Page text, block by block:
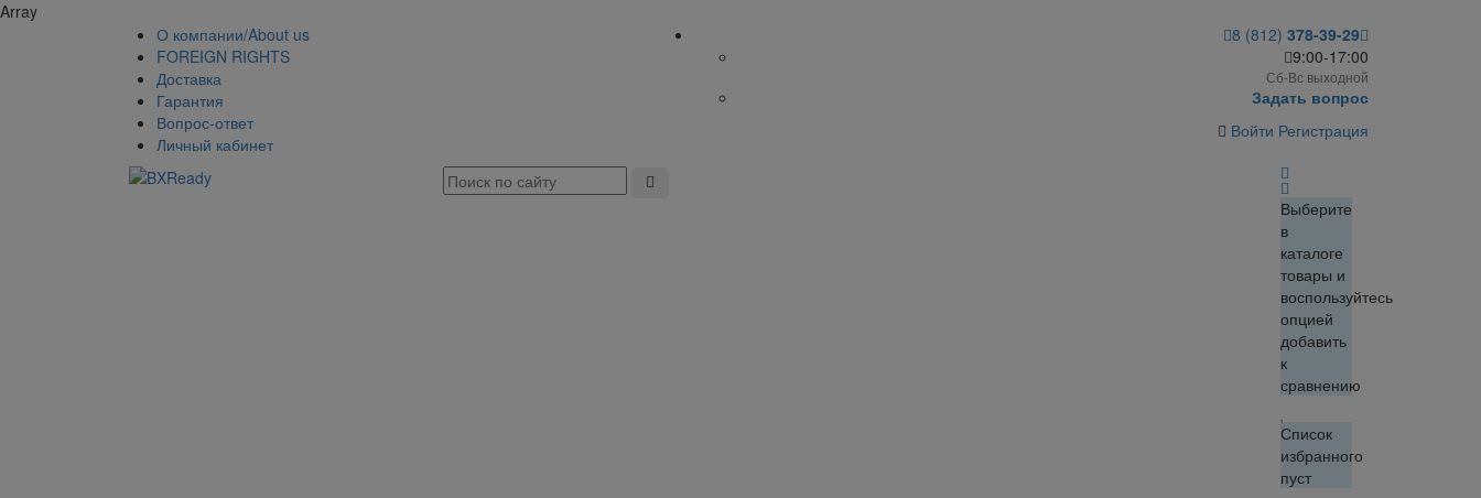
Array
О компании/About us
FOREIGN RIGHTS
Доставка
Гарантия
Вопрос-ответ
Личный кабинет
8 (812) 378-39-29
9:00-17:00
Сб-Вс выходной
Задать вопрос
Войти Регистрация
Выберите
в
каталоге
товары и
воспользуйтесь
опцией
добавить
к
сравнению
Список
избранного
пуст